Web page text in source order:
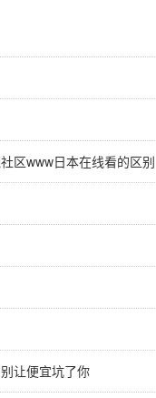
区www日本在线看的区别
让便宜坑了你